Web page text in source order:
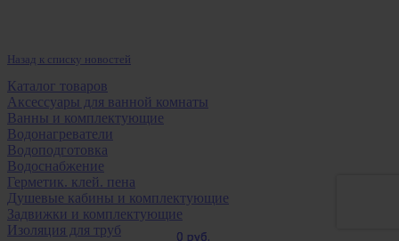
0 руб.
0 руб.
0 руб.
Назад к списку новостей
Каталог товаров
Аксессуары для ванной комнаты
Ванны и комплектующие
Водонагреватели
Водоподготовка
Водоснабжение
Герметик. клей. пена
Душевые кабины и комплектующие
Задвижки и комплектующие
Изоляция для труб